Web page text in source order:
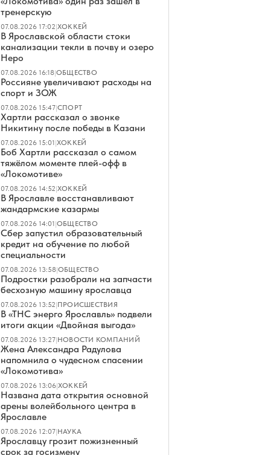
тренерскую
07.08.2026 17:02|ХОККЕЙ
В Ярославской области стоки
канализации текли в почву и озеро
Неро
07.08.2026 16:18|ОБЩЕСТВО
Россияне увеличивают расходы на
спорт и ЗОЖ
07.08.2026 15:47|СПОРТ
Хартли рассказал о звонке
Никитину после победы в Казани
07.08.2026 15:01|ХОККЕЙ
Боб Хартли рассказал о самом
тяжёлом моменте плей-офф в
«Локомотиве»
07.08.2026 14:52|ХОККЕЙ
В Ярославле восстанавливают
жандармские казармы
07.08.2026 14:01|ОБЩЕСТВО
Сбер запустил образовательный
кредит на обучение по любой
специальности
07.08.2026 13:58|ОБЩЕСТВО
Подростки разобрали на запчасти
бесхозную машину ярославца
07.08.2026 13:52|ПРОИСШЕСТВИЯ
В «ТНС энерго Ярославль» подвели
итоги акции «Двойная выгода»
07.08.2026 13:27|НОВОСТИ КОМПАНИЙ
Жена Александра Радулова
напомнила о чудесном спасении
«Локомотива»
07.08.2026 13:06|ХОККЕЙ
Названа дата открытия основной
арены волейбольного центра в
Ярославле
07.08.2026 12:07|НАУКА
Ярославцу грозит пожизненный
срок за госизмену